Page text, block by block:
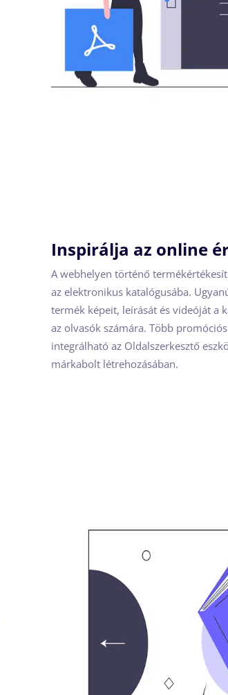
Inspirálja az online
A webhelyen történő
az elektronikus katalógusába.
termék képeit, leírását és videóját a
az olvasók számára. Több
integrálható az Oldalszerkesztő
márkabolt létrehozásában.